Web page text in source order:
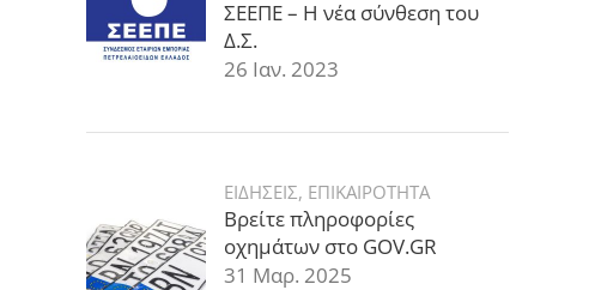
ΣΕΕΠΕ – Η νέα σύνθεση του
Δ.Σ.
26 Ιαν. 2023
ΕΙΔΗΣΕΙΣ, ΕΠΙΚΑΙΡΟΤΗΤΑ
Βρείτε πληροφορίες
οχημάτων στο GOV.GR
31 Μαρ. 2025